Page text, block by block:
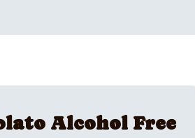
Alcohol Free